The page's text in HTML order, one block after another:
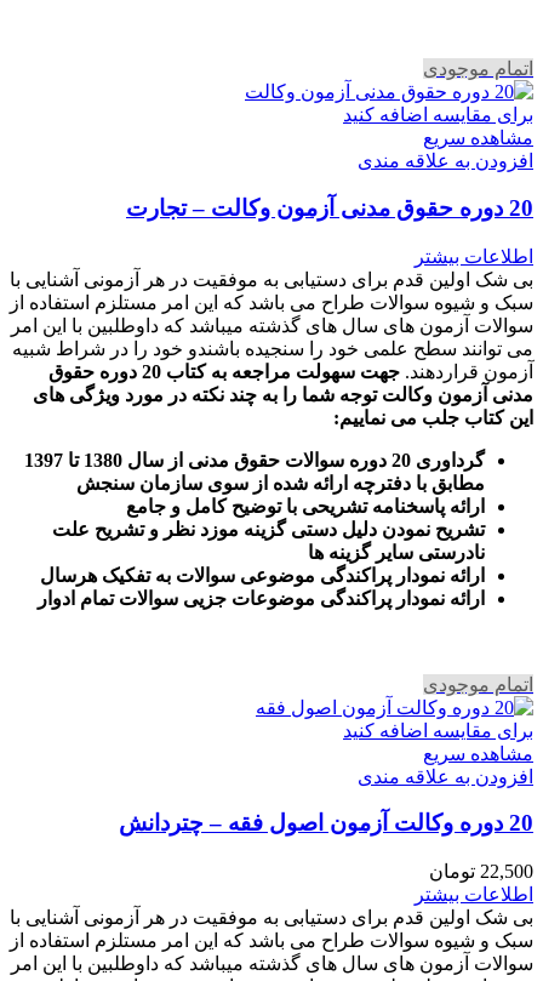
اتمام موجودی
برای مقایسه اضافه کنید
مشاهده سریع
افزودن به علاقه مندی
20 دوره حقوق مدنی آزمون وکالت – تجارت
اطلاعات بیشتر
بی شک اولین قدم برای دستیابی به موفقیت در هر آزمونی آشنایی با
سبک و شیوه سوالات طراح می باشد که این امر مستلزم استفاده از
سوالات آزمون های سال های گذشته میباشد که داوطلبین با این امر
می توانند سطح علمی خود را سنجیده باشندو خود را در شراط شبیه
آزمون قراردهند.
جهت سهولت مراجعه به کتاب 20 دوره حقوق
مدنی آزمون وکالت توجه شما را به چند نکته در مورد ویژگی های
این کتاب جلب می نماییم:
گرداوری 20 دوره سوالات حقوق مدنی از سال 1380 تا 1397
مطابق با دفترچه ارائه شده از سوی سازمان سنجش
ارائه پاسخنامه تشریحی با توضیح کامل و جامع
تشریح نمودن دلیل دستی گزینه موزد نظر و تشریح علت
نادرستی سایر گزینه ها
ارائه نمودار پراکندگی موضوعی سوالات به تفکیک هرسال
رائه نمودار پراکندگی موضوعات جزیی سوالات تمام ادوار
اتمام موجودی
برای مقایسه اضافه کنید
مشاهده سریع
افزودن به علاقه مندی
20 دوره وکالت آزمون اصول فقه – چتردانش
22,500 تومان
اطلاعات بیشتر
بی شک اولین قدم برای دستیابی به موفقیت در هر آزمونی آشنایی با
سبک و شیوه سوالات طراح می باشد که این امر مستلزم استفاده از
سوالات آزمون های سال های گذشته میباشد که داوطلبین با این امر